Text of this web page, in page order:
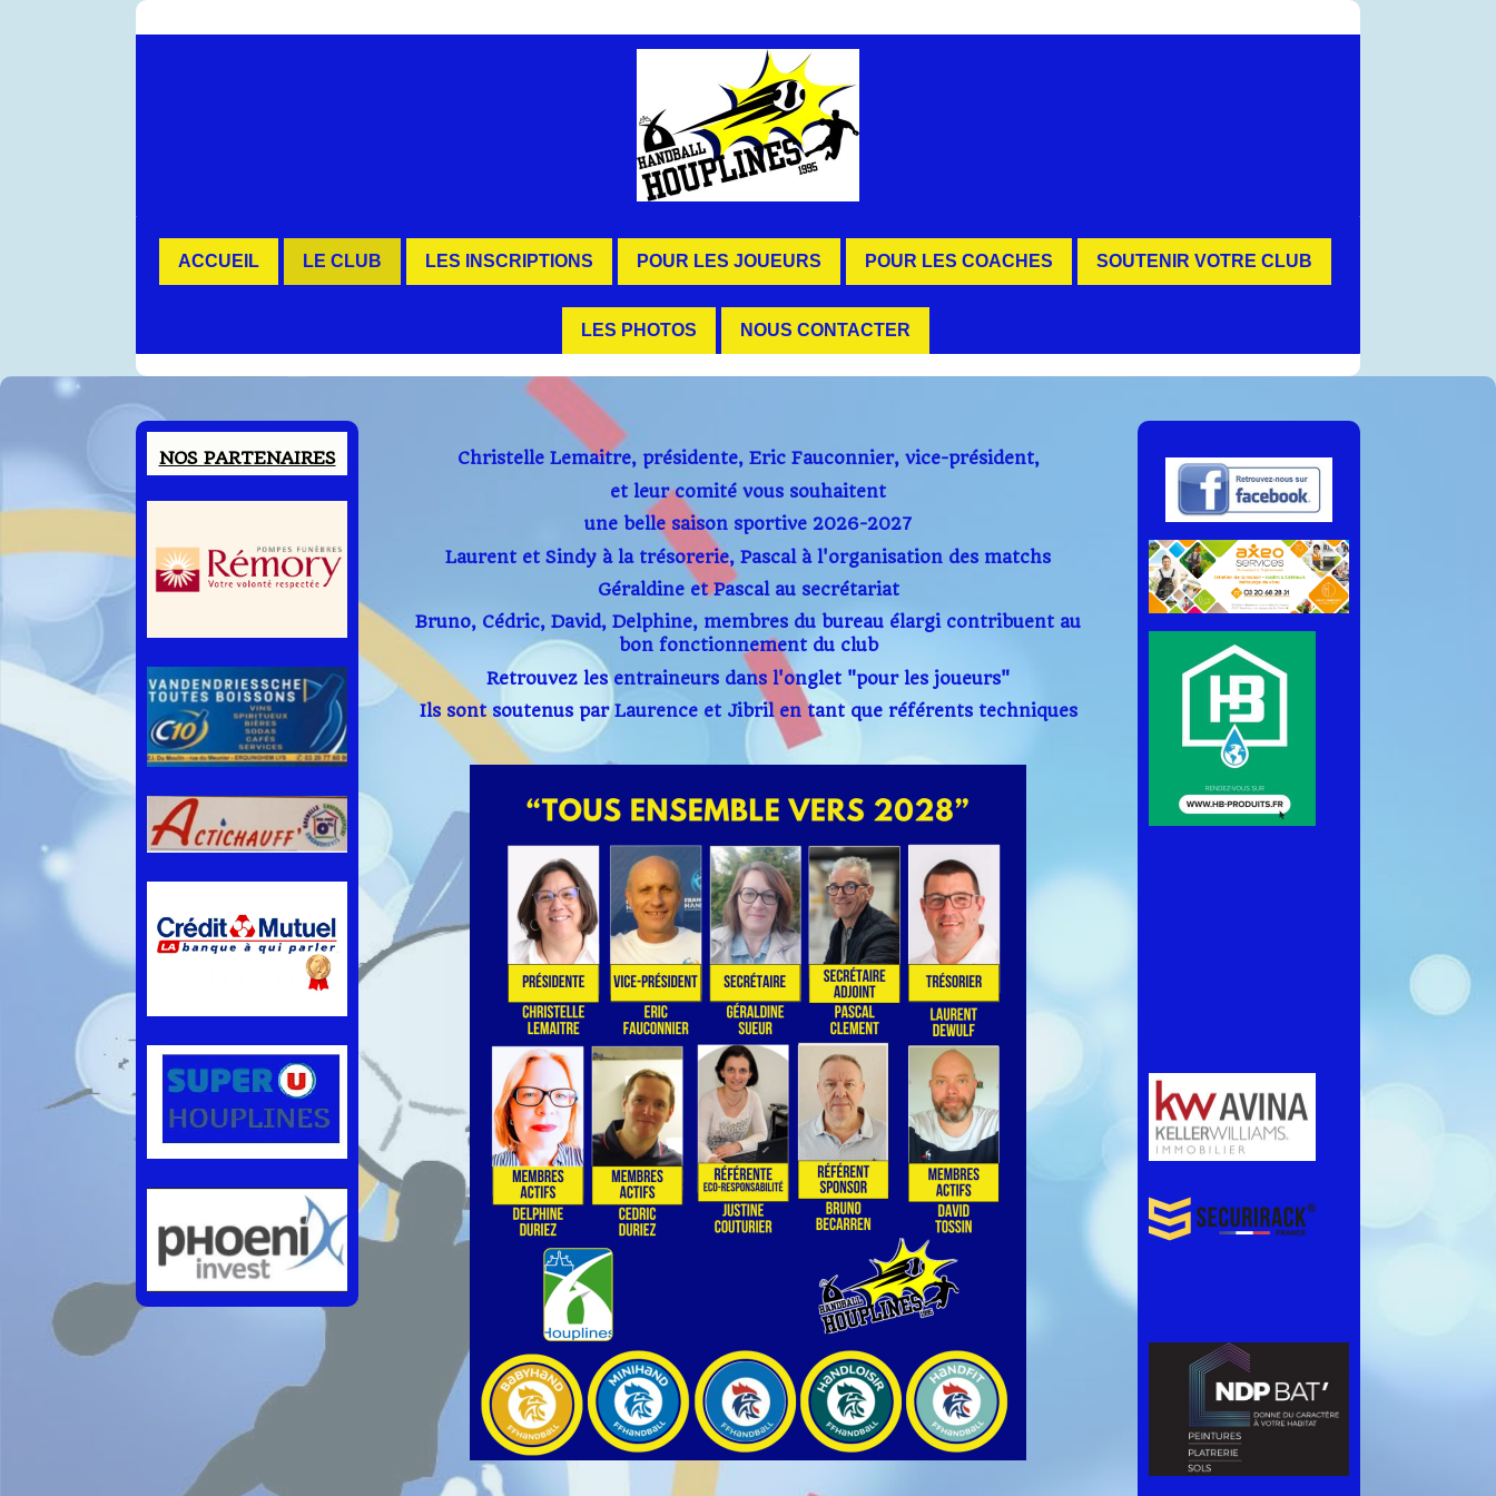
ACCUEIL LE CLUB LES INSCRIPTIONS POUR LES JOUEURS POUR LES COACHES SOUTENIR VOTRE CLUB
LES PHOTOS NOUS CONTACTER
NOS PARTENAIRES
Christelle Lemaitre, présidente, Eric Fauconnier, vice-président,
et leur comité vous souhaitent
une belle saison sportive 2026-2027
Laurent et Sindy à la trésorerie, Pascal à l'organisation des matchs
Géraldine et Pascal au secrétariat
Bruno, Cédric, David, Delphine, membres du bureau élargi contribuent au
bon fonctionnement du club
Retrouvez les entraineurs dans l'onglet "pour les joueurs"
Ils sont soutenus par Laurence et Jibril en tant que référents techniques